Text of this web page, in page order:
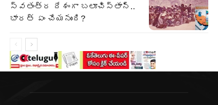
స్వతంత్ర దేశంగా బలూచిస్తాన్‌..
భారత్‌ ఏం చేయనుంది?